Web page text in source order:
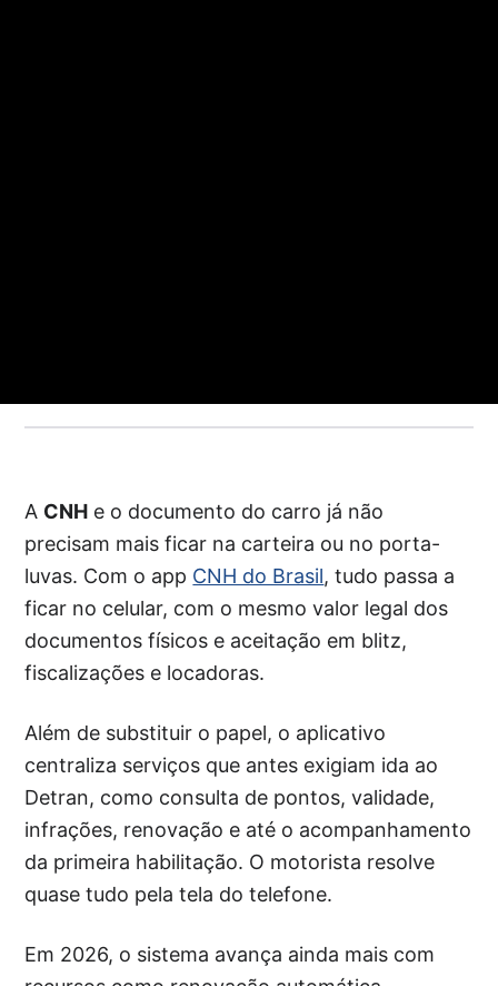
A CNH e o documento do carro já não
precisam mais ficar na carteira ou no porta-
luvas. Com o app CNH do Brasil, tudo passa a
ficar no celular, com o mesmo valor legal dos
documentos físicos e aceitação em blitz,
fiscalizações e locadoras.
Além de substituir o papel, o aplicativo
centraliza serviços que antes exigiam ida ao
Detran, como consulta de pontos, validade,
infrações, renovação e até o acompanhamento
da primeira habilitação. O motorista resolve
quase tudo pela tela do telefone.
Em 2026, o sistema avança ainda mais com